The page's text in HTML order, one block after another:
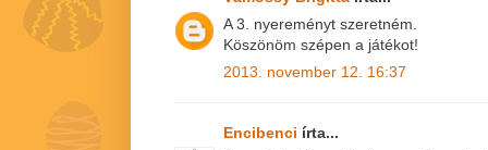
A 3. nyereményt szeretném.
Köszönöm szépen a játékot!
2013. november 12. 16:37
Encibenci írta...